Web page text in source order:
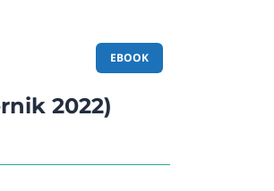
EBOOK
2022)